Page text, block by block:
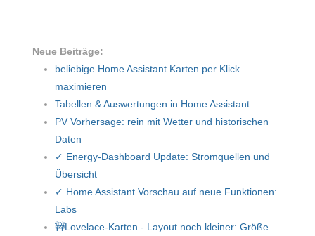
Neue Beiträge:
beliebige Home Assistant Karten per Klick
maximieren
Tabellen & Auswertungen in Home Assistant.
PV Vorhersage: rein mit Wetter und historischen
Daten
✓ Energy-Dashboard Update: Stromquellen und
Übersicht
✓ Home Assistant Vorschau auf neue Funktionen:
Labs
🚧Lovelace-Karten - Layout noch kleiner: Größe